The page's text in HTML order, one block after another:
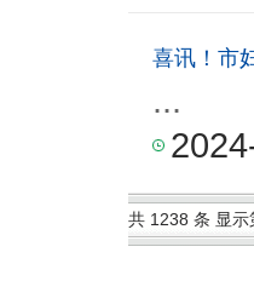
喜讯！市
...
共 1238 条 显